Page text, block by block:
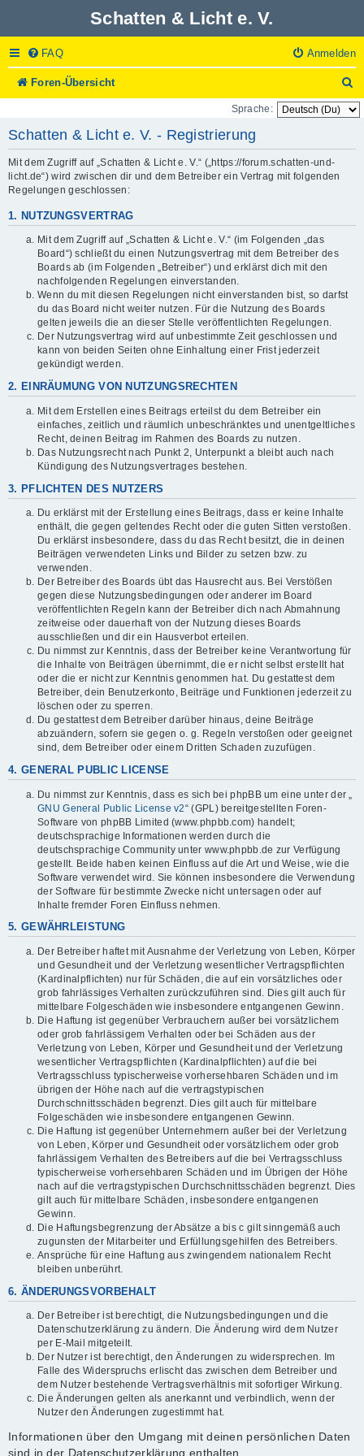
Schatten & Licht e. V.
FAQ Anmelden
Foren-Übersicht
u
c
Sprache:
Schatten & Licht e. V. - Registrierung
Mit dem Zugriff auf „Schatten & Licht e. V.“ („https://forum.schatten-und-
licht.de“) wird zwischen dir und dem Betreiber ein Vertrag mit folgenden
Regelungen geschlossen:
1. NUTZUNGSVERTRAG
Mit dem Zugriff auf „Schatten & Licht e. V.“ (im Folgenden „das
Board“) schließt du einen Nutzungsvertrag mit dem Betreiber des
Boards ab (im Folgenden „Betreiber“) und erklärst dich mit den
nachfolgenden Regelungen einverstanden.
Wenn du mit diesen Regelungen nicht einverstanden bist, so darfst
du das Board nicht weiter nutzen. Für die Nutzung des Boards
gelten jeweils die an dieser Stelle veröffentlichten Regelungen.
Der Nutzungsvertrag wird auf unbestimmte Zeit geschlossen und
kann von beiden Seiten ohne Einhaltung einer Frist jederzeit
gekündigt werden.
2. EINRÄUMUNG VON NUTZUNGSRECHTEN
Mit dem Erstellen eines Beitrags erteilst du dem Betreiber ein
einfaches, zeitlich und räumlich unbeschränktes und unentgeltliches
Recht, deinen Beitrag im Rahmen des Boards zu nutzen.
Das Nutzungsrecht nach Punkt 2, Unterpunkt a bleibt auch nach
Kündigung des Nutzungsvertrages bestehen.
3. PFLICHTEN DES NUTZERS
Du erklärst mit der Erstellung eines Beitrags, dass er keine Inhalte
enthält, die gegen geltendes Recht oder die guten Sitten verstoßen.
Du erklärst insbesondere, dass du das Recht besitzt, die in deinen
Beiträgen verwendeten Links und Bilder zu setzen bzw. zu
verwenden.
Der Betreiber des Boards übt das Hausrecht aus. Bei Verstößen
gegen diese Nutzungsbedingungen oder anderer im Board
veröffentlichten Regeln kann der Betreiber dich nach Abmahnung
zeitweise oder dauerhaft von der Nutzung dieses Boards
ausschließen und dir ein Hausverbot erteilen.
Du nimmst zur Kenntnis, dass der Betreiber keine Verantwortung für
die Inhalte von Beiträgen übernimmt, die er nicht selbst erstellt hat
oder die er nicht zur Kenntnis genommen hat. Du gestattest dem
Betreiber, dein Benutzerkonto, Beiträge und Funktionen jederzeit zu
löschen oder zu sperren.
Du gestattest dem Betreiber darüber hinaus, deine Beiträge
abzuändern, sofern sie gegen o. g. Regeln verstoßen oder geeignet
sind, dem Betreiber oder einem Dritten Schaden zuzufügen.
4. GENERAL PUBLIC LICENSE
Du nimmst zur Kenntnis, dass es sich bei phpBB um eine unter der „
GNU General Public License v2“ (GPL) bereitgestellten Foren-
Software von phpBB Limited (www.phpbb.com) handelt;
deutschsprachige Informationen werden durch die
deutschsprachige Community unter www.phpbb.de zur Verfügung
gestellt. Beide haben keinen Einfluss auf die Art und Weise, wie die
Software verwendet wird. Sie können insbesondere die Verwendung
der Software für bestimmte Zwecke nicht untersagen oder auf
Inhalte fremder Foren Einfluss nehmen.
5. GEWÄHRLEISTUNG
Der Betreiber haftet mit Ausnahme der Verletzung von Leben, Körper
und Gesundheit und der Verletzung wesentlicher Vertragspflichten
(Kardinalpflichten) nur für Schäden, die auf ein vorsätzliches oder
grob fahrlässiges Verhalten zurückzuführen sind. Dies gilt auch für
mittelbare Folgeschäden wie insbesondere entgangenen Gewinn.
Die Haftung ist gegenüber Verbrauchern außer bei vorsätzlichem
oder grob fahrlässigem Verhalten oder bei Schäden aus der
Verletzung von Leben, Körper und Gesundheit und der Verletzung
wesentlicher Vertragspflichten (Kardinalpflichten) auf die bei
Vertragsschluss typischerweise vorhersehbaren Schäden und im
übrigen der Höhe nach auf die vertragstypischen
Durchschnittsschäden begrenzt. Dies gilt auch für mittelbare
Folgeschäden wie insbesondere entgangenen Gewinn.
Die Haftung ist gegenüber Unternehmern außer bei der Verletzung
von Leben, Körper und Gesundheit oder vorsätzlichem oder grob
fahrlässigem Verhalten des Betreibers auf die bei Vertragsschluss
typischerweise vorhersehbaren Schäden und im Übrigen der Höhe
nach auf die vertragstypischen Durchschnittsschäden begrenzt. Dies
gilt auch für mittelbare Schäden, insbesondere entgangenen
Gewinn.
Die Haftungsbegrenzung der Absätze a bis c gilt sinngemäß auch
zugunsten der Mitarbeiter und Erfüllungsgehilfen des Betreibers.
Ansprüche für eine Haftung aus zwingendem nationalem Recht
bleiben unberührt.
6. ÄNDERUNGSVORBEHALT
Der Betreiber ist berechtigt, die Nutzungsbedingungen und die
Datenschutzerklärung zu ändern. Die Änderung wird dem Nutzer
per E-Mail mitgeteilt.
Der Nutzer ist berechtigt, den Änderungen zu widersprechen. Im
Falle des Widerspruchs erlischt das zwischen dem Betreiber und
dem Nutzer bestehende Vertragsverhältnis mit sofortiger Wirkung.
Die Änderungen gelten als anerkannt und verbindlich, wenn der
Nutzer den Änderungen zugestimmt hat.
Informationen über den Umgang mit deinen persönlichen Daten
sind in der Datenschutzerklärung enthalten.